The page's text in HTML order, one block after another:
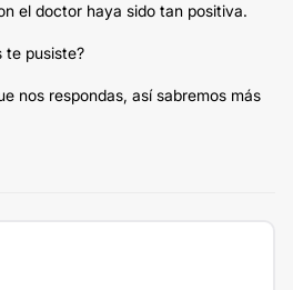
el doctor haya sido tan positiva.
te pusiste?
nos respondas, así sabremos más